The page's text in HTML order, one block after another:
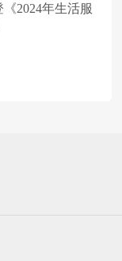
2024年生活服